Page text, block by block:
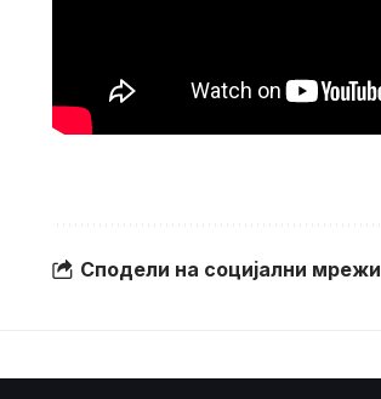
Сподели на социјални мрежи